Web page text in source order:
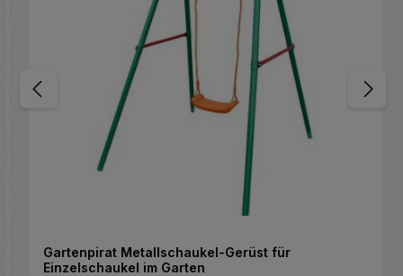
Gartenpirat Metallschaukel-Gerüst für
Einzelschaukel im Garten